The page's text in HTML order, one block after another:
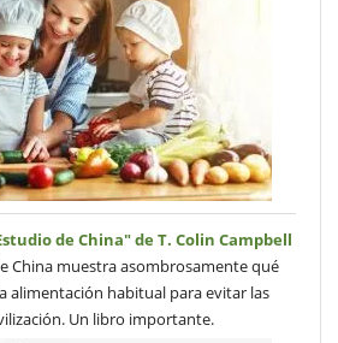
de China" de T. Colin Campbell
China muestra asombrosamente qué
alimentación habitual para evitar las
Un libro importante.